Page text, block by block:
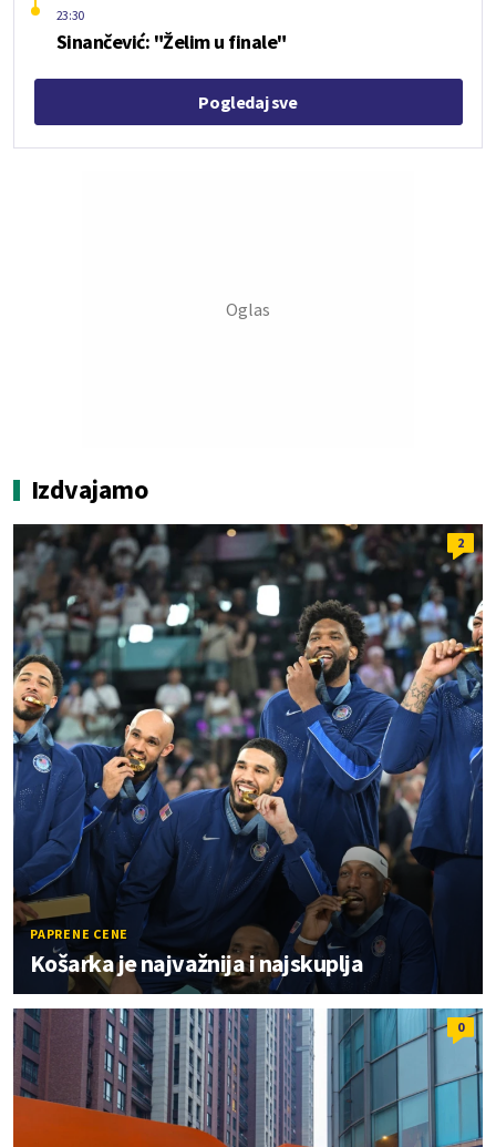
Sinančević: "Želim u finale"
23:30
Pogledaj sve
Izdvajamo
2
PAPRENE CENE
Košarka je najvažnija i najskuplja
0